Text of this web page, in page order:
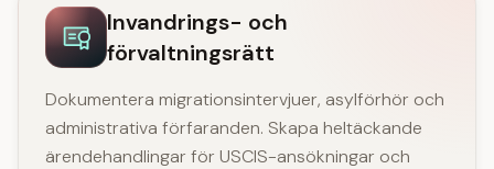
Invandrings- och
förvaltningsrätt
Dokumentera migrationsintervjuer, asylförhör och
administrativa förfaranden. Skapa heltäckande
ärendehandlingar för USCIS-ansökningar och